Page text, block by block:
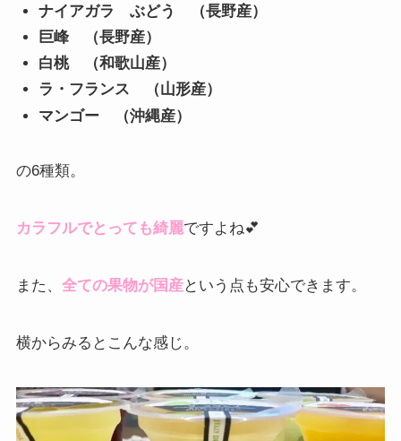
ナイアガラ ぶどう （長野産）
巨峰 （長野産）
白桃 （和歌山産）
ラ・フランス （山形産）
マンゴー （沖縄産）
の6種類。
カラフルでとっても綺麗ですよね💕
また、 全ての果物が国産という点も安心できます。
横からみるとこんな感じ。